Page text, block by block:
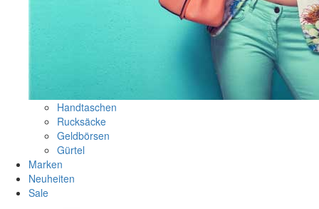
Handtaschen
Rucksäcke
Geldbörsen
Gürtel
Marken
Neuheiten
Sale